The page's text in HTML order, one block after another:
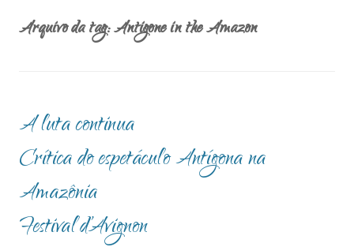
Arquivo da tag:Antigone in the Amazon
A luta continua
Crítica do espetáculo Antígona na
Amazônia
Festival d’Avignon